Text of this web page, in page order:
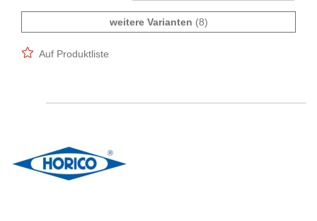
weitere Varianten (8)
Auf Produktliste